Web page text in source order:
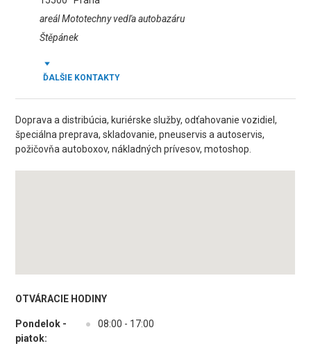
areál Mototechny vedľa autobazáru
Štěpánek
ĎALŠIE KONTAKTY
Doprava a distribúcia, kuriérske služby, odťahovanie vozidiel,
špeciálna preprava, skladovanie, pneuservis a autoservis,
požičovňa autoboxov, nákladných prívesov, motoshop.
OTVÁRACIE HODINY
Pondelok -
piatok:
● 08:00 - 17:00